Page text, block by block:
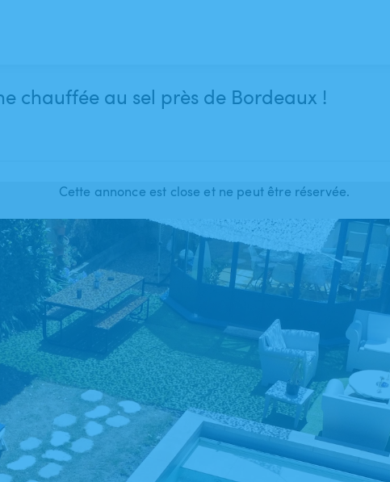
chauffée au sel près de Bordeaux !
Cette annonce est close et ne peut être réservée.